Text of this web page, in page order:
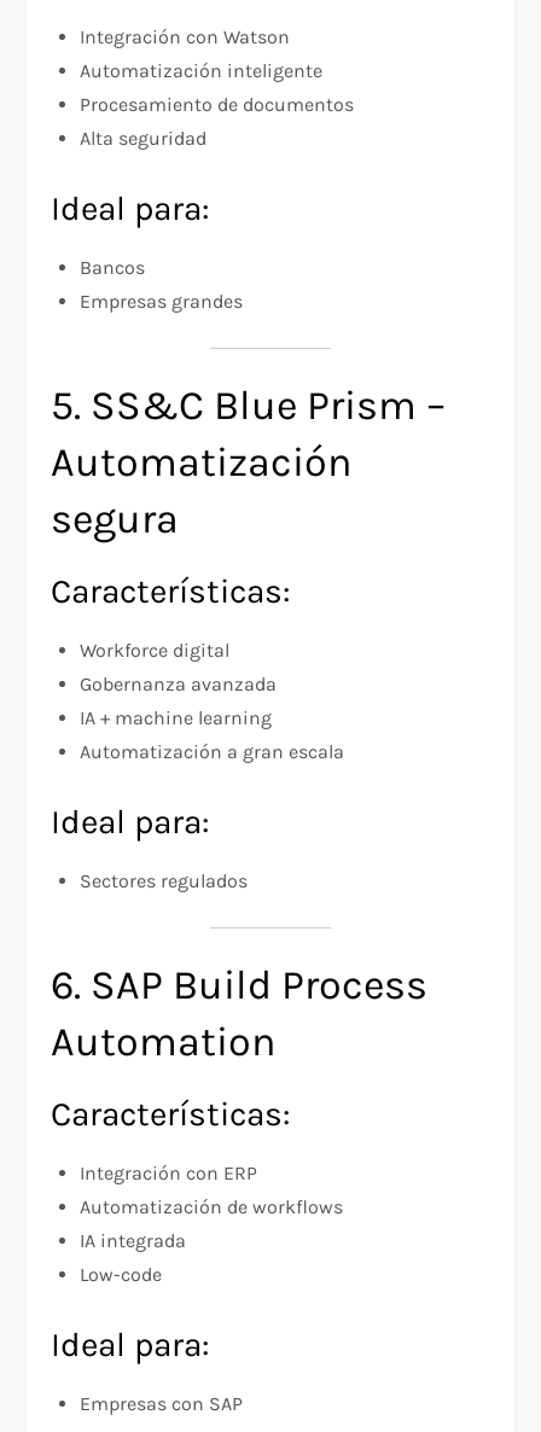
Integración con Watson
Automatización inteligente
Procesamiento de documentos
Alta seguridad
Ideal para:
Bancos
Empresas grandes
5. SS&C Blue Prism –
Automatización
segura
Características:
Workforce digital
Gobernanza avanzada
IA + machine learning
Automatización a gran escala
Ideal para:
Sectores regulados
6. SAP Build Process
Automation
Características:
Integración con ERP
Automatización de workflows
IA integrada
Low-code
Ideal para:
Empresas con SAP